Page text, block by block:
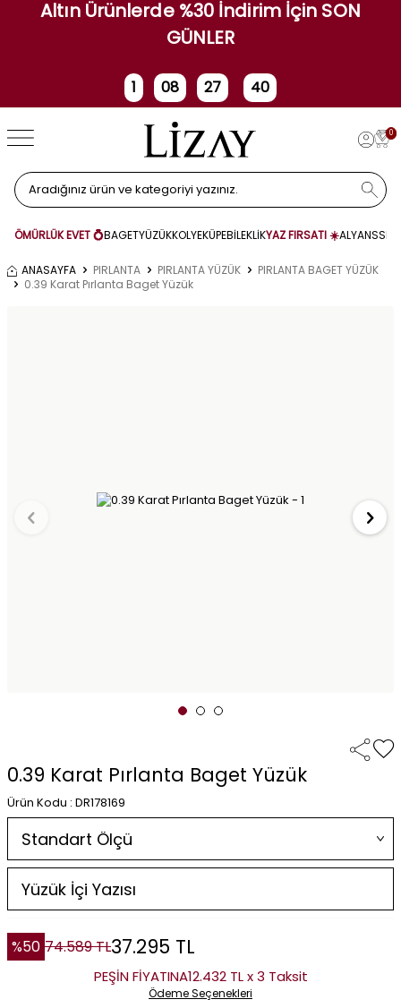
Altın Ürünlerde %30 İndirim İçin SON
GÜNLER
1
Gün
08
Saat
27 40
0
ÖMÜRLÜK EVET 💍BAGETYÜZÜKKOLYEKÜPEBİLEKLİKYAZ FIRSATI ☀️ALYANS
ANASAYFA PIRLANTA PIRLANTA YÜZÜK
PIRLANTA BAGET YÜZÜK
0.39 Karat Pırlanta Baget Yüzük
0.39 Karat Pırlanta Baget Yüzük
Ürün Kodu : DR178169
%50 74.589TL37.295 TL
PEŞİN FİYATINA12.432 TL x 3 Taksit
Ödeme Seçenekleri